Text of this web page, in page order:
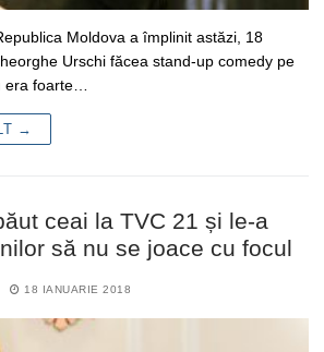
Moldova a împlinit astăzi, 18
Urschi făcea stand-up comedy pe
era foarte…
→
ceai la TVC 21 și le-a
să nu se joace cu focul
18 IANUARIE 2018